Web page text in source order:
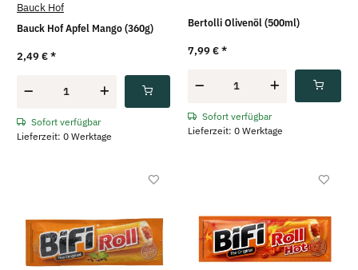
Bauck Hof
Bauck Hof Apfel Mango (360g)
2,49 €*
Sofort verfügbar
Lieferzeit: 0 Werktage
Bertolli Olivenöl (500ml)
7,99 €*
Sofort verfügbar
Lieferzeit: 0 Werktage